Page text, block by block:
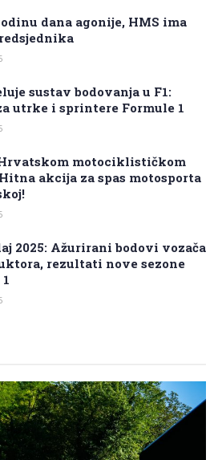
dana agonije, HMS ima
sustav bodovanja u F1:
utrke i sprintere Formule 1
motociklističkom
akcija za spas motosporta
2025: Ažurirani bodovi vozača
rezultati nove sezone